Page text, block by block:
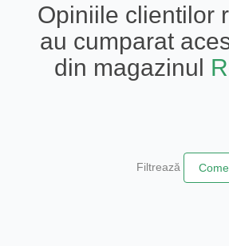
Opiniile clientilor
au cumparat
din magazinul
Filtrează